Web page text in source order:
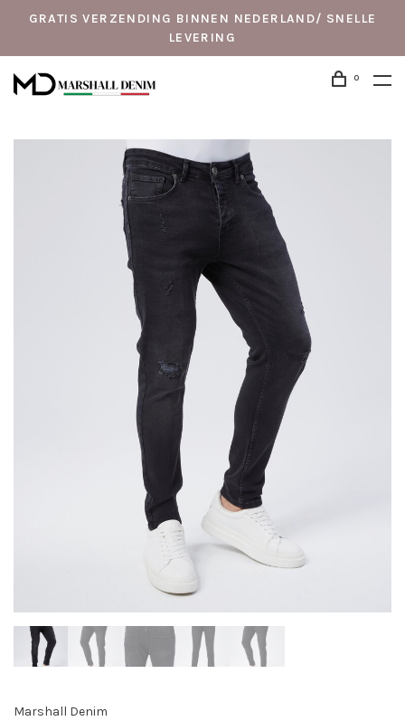
GRATIS VERZENDING BINNEN NEDERLAND/ SNELLE
LEVERING
0
Marshall Denim